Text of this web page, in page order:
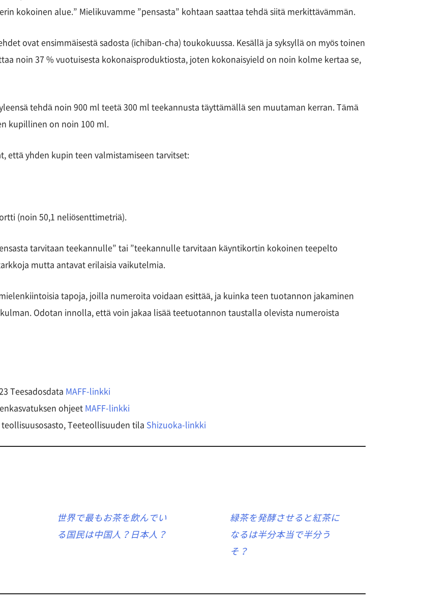
kokoinen alue.” Mielikuvamme ”pensasta” kohtaan saattaa tehdä siitä merkittävämmän.
ovat ensimmäisestä sadosta (ichiban-cha) toukokuussa. Kesällä ja syksyllä on myös toinen
noin 37 % vuotuisesta kokonaisproduktiosta, joten kokonaisyield on noin kolme kertaa se,
tehdä noin 900 ml teetä 300 ml teekannusta täyttämällä sen muutaman kerran. Tämä
kupillinen on noin 100 ml.
että yhden kupin teen valmistamiseen tarvitset:
(noin 50,1 neliösenttimetriä).
tarvitaan teekannulle” tai ”teekannulle tarvitaan käyntikortin kokoinen teepelto
mutta antavat erilaisia vaikutelmia.
tapoja, joilla numeroita voidaan esittää, ja kuinka teen tuotannon jakaminen
Odotan innolla, että voin jakaa lisää teetuotannon taustalla olevista numeroista
Teesadosdata MAFF-linkki
ohjeet MAFF-linkki
Teeteollisuuden tila Shizuoka-linkki
世界で最もお茶を飲んでい
る国民は中国人？日本人？
緑茶を発酵させると紅茶に
なるは半分本当で半分う
そ？